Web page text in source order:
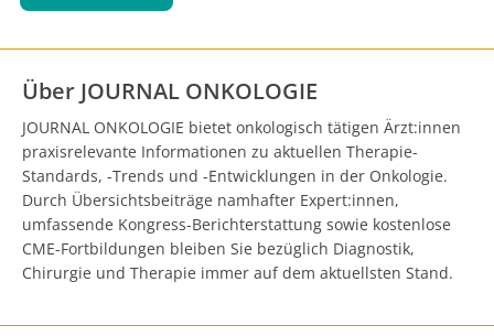
Über JOURNAL ONKOLOGIE
JOURNAL ONKOLOGIE bietet onkologisch tätigen Ärzt:innen
praxisrelevante Informationen zu aktuellen Therapie-
Standards, -Trends und -Entwicklungen in der Onkologie.
Durch Übersichtsbeiträge namhafter Expert:innen,
umfassende Kongress-Berichterstattung sowie kostenlose
CME-Fortbildungen bleiben Sie bezüglich Diagnostik,
Chirurgie und Therapie immer auf dem aktuellsten Stand.